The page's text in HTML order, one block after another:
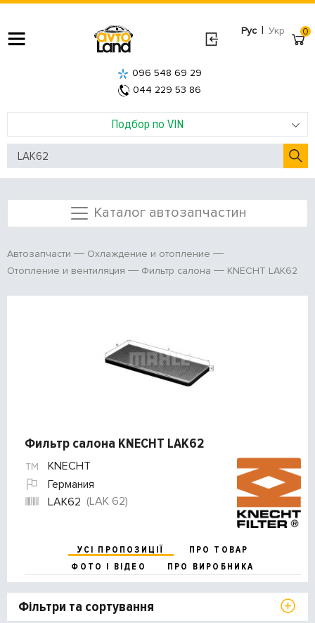
Рус | Укр
Подбор по VIN
096 548 69 29
044 229 53 86
0
Каталог автозапчастин
Автозапчасти
Охлаждение и отопление
Отопление и вентиляция
Фильтр салона KNECHT LAK62
Фильтр салона KNECHT LAK62
KNECHT
Германия
LAK62 (LAK 62)
УСІ ПРОПОЗИЦІЇ
ПРО ТОВАР
ФОТО І ВІДЕО
ПРО ВИРОБНИКА
Фільтри та сортування